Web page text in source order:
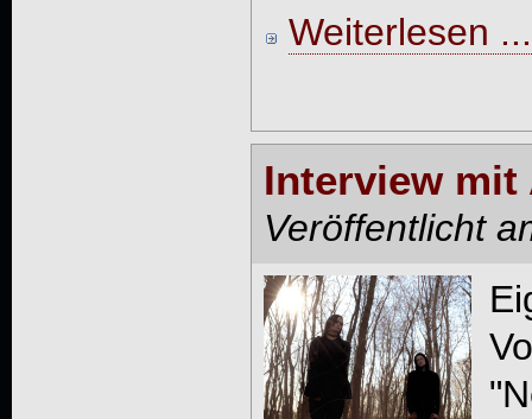
Weiterlesen ...
Interview mit
Veröffentlicht